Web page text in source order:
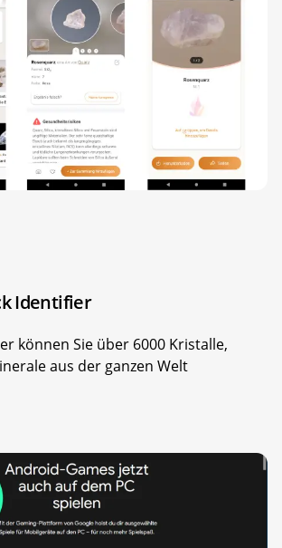
Identifier
können Sie über 6000 Kristalle,
aus der ganzen Welt